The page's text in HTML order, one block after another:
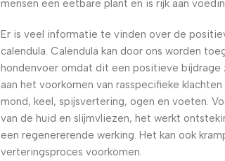
mensen een eetbare plant en is rijk aan
Er is veel informatie te vinden over de
calendula. Calendula kan door ons worden
hondenvoer omdat dit een positieve bijdrage
aan het voorkomen van rasspecifieke
mond, keel, spijsvertering, ogen en voeten.
van de huid en slijmvliezen, het werkt
een regenererende werking. Het kan ook
verteringsproces voorkomen.